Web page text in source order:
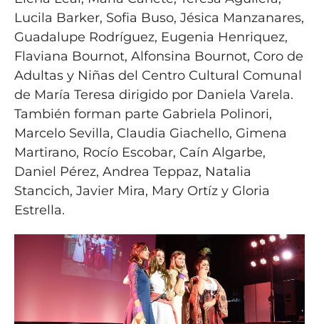
Lucila Barker, Sofia Buso, Jésica Manzanares,
Guadalupe Rodríguez, Eugenia Henriquez,
Flaviana Bournot, Alfonsina Bournot, Coro de
Adultas y Niñas del Centro Cultural Comunal
de María Teresa dirigido por Daniela Varela.
También forman parte Gabriela Polinori,
Marcelo Sevilla, Claudia Giachello, Gimena
Martirano, Rocío Escobar, Caín Algarbe,
Daniel Pérez, Andrea Teppaz, Natalia
Stancich, Javier Mira, Mary Ortíz y Gloria
Estrella.